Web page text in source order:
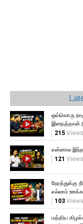
ஒவ்வொரு
இதைத்தான்
215Views
என்னால இந்த
121 Views
நேரத்துக்கு
எல்லாம்
103Views
மத்திய